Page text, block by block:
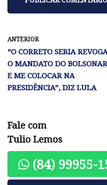
ANTERIOR
“O CORRETO SERIA
O MANDATO DO
E ME COLOCAR NA
PRESIDÊNCIA”, DIZ LULA
Fale com
Tulio Lemos
(84) 99955-